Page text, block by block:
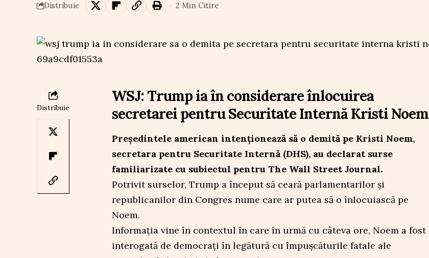
Distribuie 2 Min Citire
Distribuie
WSJ: Trump ia în considerare înlocuirea
secretarei pentru Securitate Internă Kristi Noem
Președintele american intenționează să o demită pe Kristi Noem,
secretara pentru Securitate Internă (DHS), au declarat surse
familiarizate cu subiectul pentru The Wall Street Journal.
Potrivit surselor, Trump a început să ceară parlamentarilor și
republicanilor din Congres nume care ar putea să o înlocuiască pe
Noem.
Informația vine în contextul în care în urmă cu câteva ore, Noem a fost
interogată de democrați în legătură cu împușcăturile fatale ale